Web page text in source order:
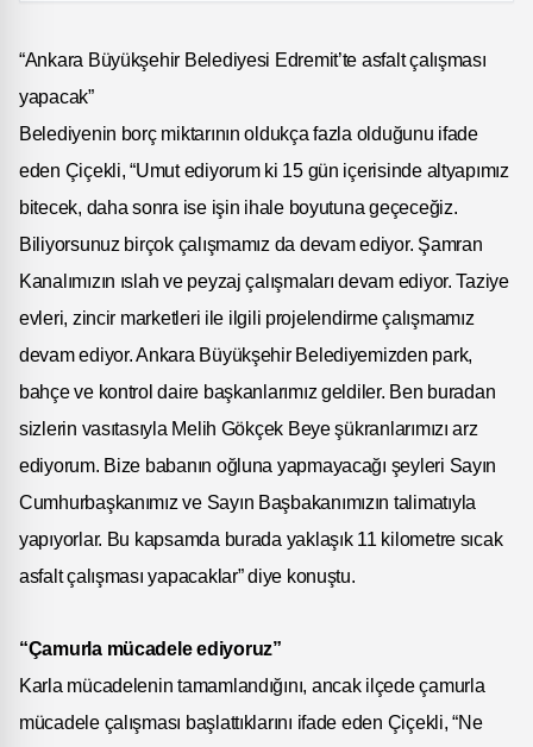
“Ankara Büyükşehir Belediyesi Edremit’te asfalt çalışması
yapacak”
Belediyenin borç miktarının oldukça fazla olduğunu ifade
eden Çiçekli, “Umut ediyorum ki 15 gün içerisinde altyapımız
bitecek, daha sonra ise işin ihale boyutuna geçeceğiz.
Biliyorsunuz birçok çalışmamız da devam ediyor. Şamran
Kanalımızın ıslah ve peyzaj çalışmaları devam ediyor. Taziye
evleri, zincir marketleri ile ilgili projelendirme çalışmamız
devam ediyor. Ankara Büyükşehir Belediyemizden park,
bahçe ve kontrol daire başkanlarımız geldiler. Ben buradan
sizlerin vasıtasıyla Melih Gökçek Beye şükranlarımızı arz
ediyorum. Bize babanın oğluna yapmayacağı şeyleri Sayın
Cumhurbaşkanımız ve Sayın Başbakanımızın talimatıyla
yapıyorlar. Bu kapsamda burada yaklaşık 11 kilometre sıcak
asfalt çalışması yapacaklar” diye konuştu.
“Çamurla mücadele ediyoruz”
Karla mücadelenin tamamlandığını, ancak ilçede çamurla
mücadele çalışması başlattıklarını ifade eden Çiçekli, “Ne